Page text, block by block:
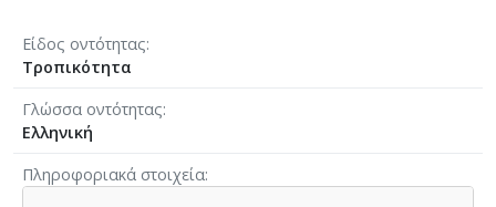
Είδος οντότητας
Τροπικότητα
Γλώσσα οντότητας
Ελληνική
Πληροφοριακά στοιχεία